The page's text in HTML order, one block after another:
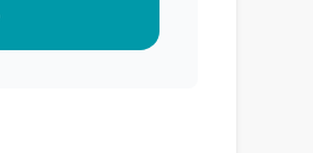
using the skip links.